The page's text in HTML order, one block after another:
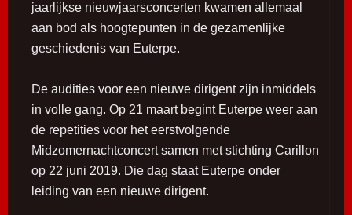
jaarlijkse nieuwjaarsconcerten kwamen allemaal
aan bod als hoogtepunten in de gezamenlijke
geschiedenis van Euterpe.
De audities voor een nieuwe dirigent zijn inmiddels
in volle gang. Op 21 maart begint Euterpe weer aan
de repetities voor het eerstvolgende
Midzomernachtconcert samen met stichting Carillon
op 22 juni 2019. Die dag staat Euterpe onder
leiding van een nieuwe dirigent.